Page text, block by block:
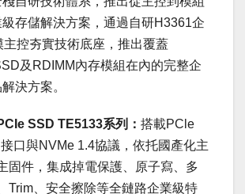
存儲解決方案，通過自研H3361企
控夯實技術底座，推出覆蓋
及RDIMM內存模組在內的完整企
決方案。
SSD TE5133系列： 搭載PCle
口與NVMe 1.4協議，依托國產化主
固件，集成掉電保護、原子寫、多
Trim、安全擦除等全鏈路企業級特